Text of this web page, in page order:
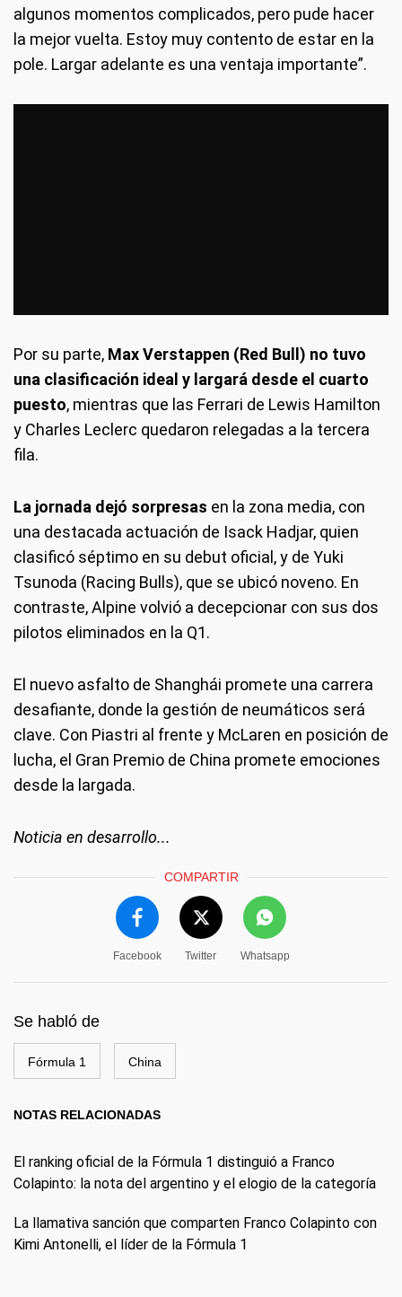
algunos momentos complicados, pero pude hacer
la mejor vuelta. Estoy muy contento de estar en la
pole. Largar adelante es una ventaja importante”.
Por su parte, Max Verstappen (Red Bull) no tuvo
una clasificación ideal y largará desde el cuarto
puesto, mientras que las Ferrari de Lewis Hamilton
y Charles Leclerc quedaron relegadas a la tercera
fila.
La jornada dejó sorpresas en la zona media, con
una destacada actuación de Isack Hadjar, quien
clasificó séptimo en su debut oficial, y de Yuki
Tsunoda (Racing Bulls), que se ubicó noveno. En
contraste, Alpine volvió a decepcionar con sus dos
pilotos eliminados en la Q1.
El nuevo asfalto de Shanghái promete una carrera
desafiante, donde la gestión de neumáticos será
clave. Con Piastri al frente y McLaren en posición de
lucha, el Gran Premio de China promete emociones
desde la largada.
Noticia en desarrollo...
COMPARTIR
Facebook Twitter Whatsapp
Se habló de
Fórmula 1 China
NOTAS RELACIONADAS
El ranking oficial de la Fórmula 1 distinguió a Franco
Colapinto: la nota del argentino y el elogio de la categoría
La llamativa sanción que comparten Franco Colapinto con
Kimi Antonelli, el líder de la Fórmula 1